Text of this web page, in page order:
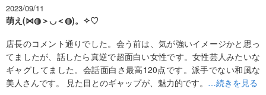
2023/09/11
萌え(⋈◍＞◡＜◍)。✧♡
店長のコメント通りでした。会う前は、気が強いイメージかと思っ
てましたが、話したら真逆で超面白い女性です。女性芸人みたいな
ギャグしてました。会話面白さ最高120点です。派手でない和風な
美人さんです。 見た目とのギャップが、魅力的です。 …続きを見る